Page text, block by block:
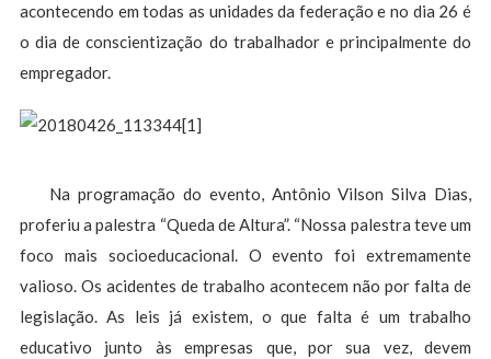
acontecendo em todas as unidades da federação e no dia 26 é
o dia de conscientização do trabalhador e principalmente do
empregador.
Na programação do evento, Antônio Vilson Silva Dias,
proferiu a palestra “Queda de Altura”. “Nossa palestra teve um
foco mais socioeducacional. O evento foi extremamente
valioso. Os acidentes de trabalho acontecem não por falta de
legislação. As leis já existem, o que falta é um trabalho
educativo junto às empresas que, por sua vez, devem